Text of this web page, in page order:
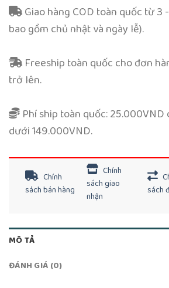
Giao hàng COD toàn quốc từ 3
bao gồm chủ nhật và ngày lễ).
Freeship toàn quốc cho đơn
trở lên.
Phí ship toàn quốc:
dưới 149.000VND.
Chính
sách bán hàng
Chính
sách giao
nhận
sách
MÔ TẢ
ĐÁNH GIÁ (0)